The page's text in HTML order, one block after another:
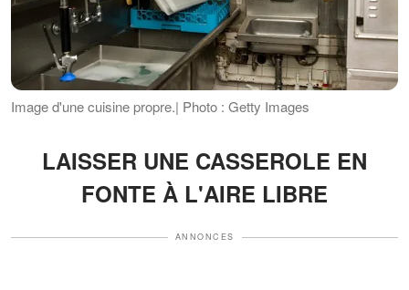
Image d'une cuisine propre.| Photo : Getty Images
LAISSER UNE CASSEROLE EN
FONTE À L'AIRE LIBRE
ANNONCES